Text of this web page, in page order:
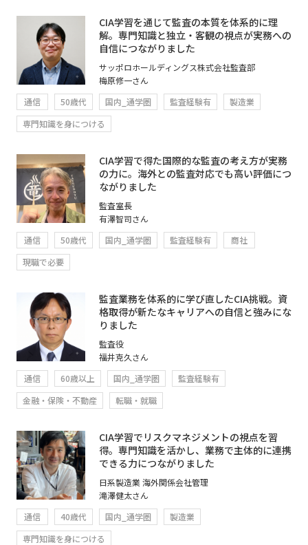
CIA学習を通じて監査の本質を体系的に理
解。専門知識と独立・客観の視点が実務への
自信につながりました
サッポロホールディングス株式会社監査部
梅原修一さん
通信
50歳代 国内_通学圏 監査経験有
製造業
専門知識を身につける
CIA学習で得た国際的な監査の考え方が実務
の力に。海外との監査対応でも高い評価につ
ながりました
監査室長
有澤智司さん
通信
50歳代 国内_通学圏 監査経験有
商社
現職で必要
監査業務を体系的に学び直したCIA挑戦。資
格取得が新たなキャリアへの自信と強みにな
りました
監査役
福井克久さん
通信
60歳以上 国内_通学圏
監査経験有
金融・保険・不動産
転職・就職
CIA学習でリスクマネジメントの視点を習
得。専門知識を活かし、業務で主体的に連携
できる力につながりました
日系製造業 海外関係会社管理
滝澤健太さん
通信
40歳代 国内_通学圏
製造業
専門知識を身につける